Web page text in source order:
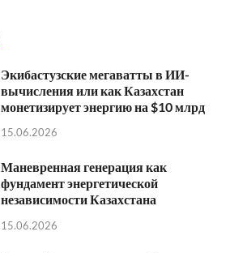
Экибастузские мегаватты в ИИ-
вычисления или как Казахстан
монетизирует энергию на $10 млрд
15.06.2026
Маневренная генерация как
фундамент энергетической
независимости Казахстана
15.06.2026